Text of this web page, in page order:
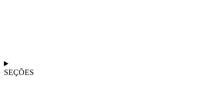
SEÇÕES